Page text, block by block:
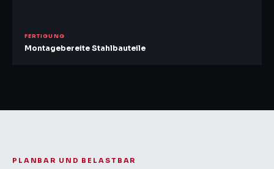
FERTIGUNG
Montagebereite Stahlbauteile
PLANBAR UND BELASTBAR